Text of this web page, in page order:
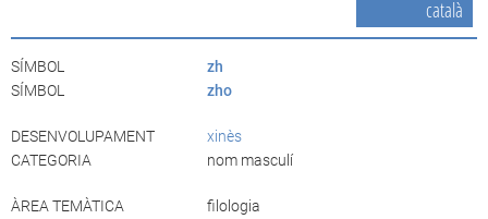
català
SÍMBOL
zh
SÍMBOL
zho
DESENVOLUPAMENT
xinès
CATEGORIA
nom masculí
ÀREA TEMÀTICA
filologia